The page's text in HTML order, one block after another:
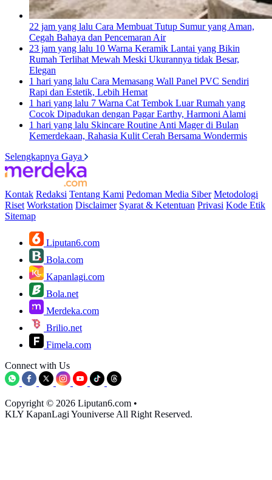
22 jam yang lalu Cara Membuat Tutup Sumur yang Aman,
Cegah Bahaya dan Pencemaran Air
23 jam yang lalu 10 Warna Keramik Lantai yang Bikin
Rumah Terlihat Mewah Meski Ukurannya tidak Besar,
Elegan
1 hari yang lalu Cara Memasang Wall Panel PVC Sendiri
Rapi dan Estetik, Lebih Hemat
1 hari yang lalu 7 Warna Cat Tembok Luar Rumah yang
Cocok Dipadukan dengan Pagar Earthy, Harmoni Alami
1 hari yang lalu Skincare Routine Anti Mager di Bulan
Kemerdekaan, Rahasia Kulit Cerah Bersama Wondermis
Selengkapnya Gaya
Kontak Redaksi Tentang Kami Pedoman Media Siber Metodologi
Riset Workstation Disclaimer Syarat & Ketentuan Privasi Kode Etik
Sitemap
Liputan6.com
Bola.com
Kapanlagi.com
Bola.net
Merdeka.com
Brilio.net
Fimela.com
Connect with Us
Copyright © 2026 Liputan6.com •
KLY KapanLagi Youniverse All Right Reserved.